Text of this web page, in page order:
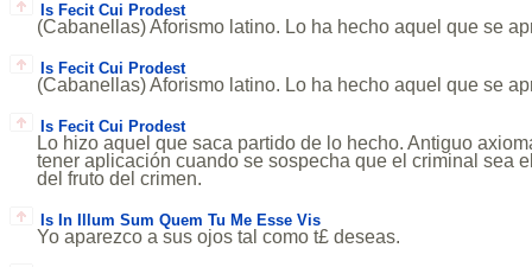
Is Fecit Cui Prodest
(Cabanellas) Aforismo latino. Lo ha hecho aquel que se
Is Fecit Cui Prodest
(Cabanellas) Aforismo latino. Lo ha hecho aquel que se
Is Fecit Cui Prodest
Lo hizo aquel que saca partido de lo hecho. Antiguo
tener aplicación cuando se sospecha que el criminal sea
del fruto del crimen.
Is In Illum Sum Quem Tu Me Esse Vis
Yo aparezco a sus ojos tal como t£ deseas.